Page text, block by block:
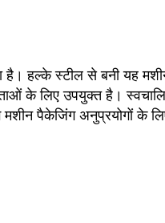
है। हल्के स्टील से बनी यह
के लिए उपयुक्त है।
मशीन पैकेजिंग अनुप्रयोगों के